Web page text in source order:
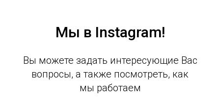
Мы в Instagram!
Вы можете задать интересующие Вас
вопросы, а также посмотреть, как
мы работаем